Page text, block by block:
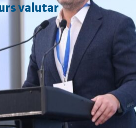
valutar
Curs valutar: 06 Aug 2026
EUR
: 5,2513 RON
+0,0024 ▲
USD: 4,5507 RON
+0,0027 ▲
CHF
: 5,6221 RON
+0,0011 ▲
GBP: 6,1236 RON
-0,0008 ▼
Convertor valutar